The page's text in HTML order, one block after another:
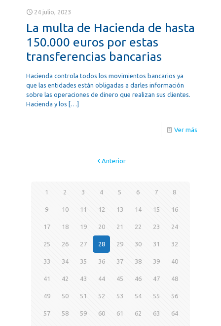
24 julio, 2023
La multa de Hacienda de hasta
150.000 euros por estas
transferencias bancarias
Hacienda controla todos los movimientos bancarios ya
que las entidades están obligadas a darles información
sobre las operaciones de dinero que realizan sus clientes.
Hacienda y los […]
Ver más
Anterior
1 2 3 4 5 6 7 8
9 10 11 12 13 14 15 16
17 18 19 20 21 22 23 24
25 26 27 28 29 30 31 32
33 34 35 36 37 38 39 40
41 42 43 44 45 46 47 48
49 50 51 52 53 54 55 56
57 58 59 60 61 62 63 64